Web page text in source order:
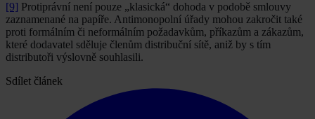
[9] Protiprávní není pouze „klasická“ dohoda v podobě smlouvy
zaznamenané na papíře. Antimonopolní úřady mohou zakročit také
proti formálním či neformálním požadavkům, příkazům a zákazům,
které dodavatel sděluje členům distribuční sítě, aniž by s tím
distributoři výslovně souhlasili.
Sdílet článek